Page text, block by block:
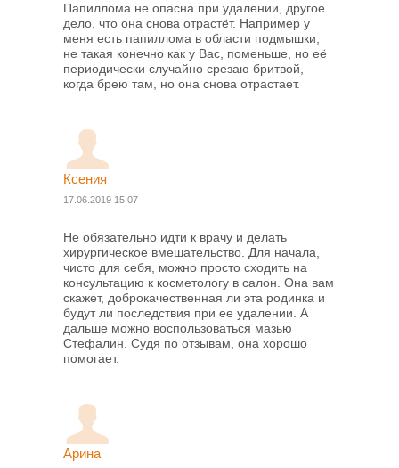
Папиллома не опасна при удалении, другое
дело, что она снова отрастёт. Например у
меня есть папиллома в области подмышки,
не такая конечно как у Вас, поменьше, но её
периодически случайно срезаю бритвой,
когда брею там, но она снова отрастает.
Ксения
17.06.2019 15:07
Не обязательно идти к врачу и делать
хирургическое вмешательство. Для начала,
чисто для себя, можно просто сходить на
консультацию к косметологу в салон. Она вам
скажет, доброкачественная ли эта родинка и
будут ли последствия при ее удалении. А
дальше можно воспользоваться мазью
Стефалин. Судя по отзывам, она хорошо
помогает.
Арина